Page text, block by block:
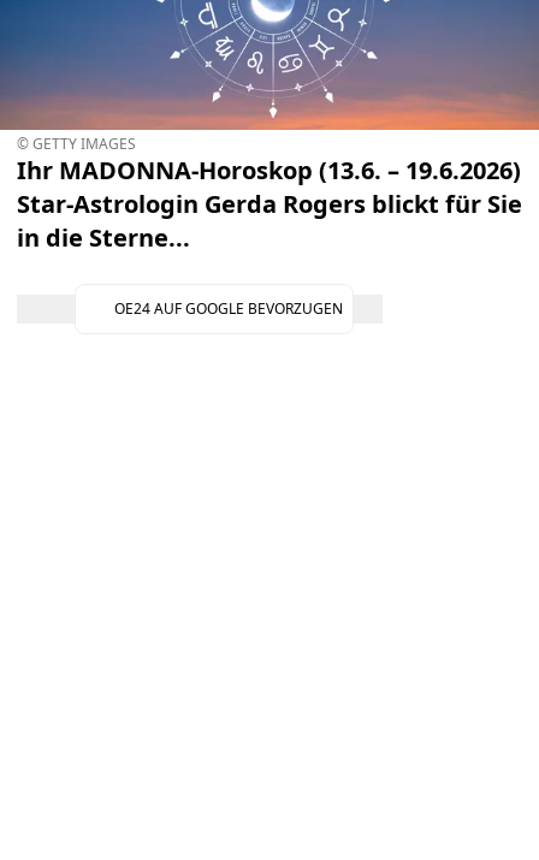
© GETTY IMAGES
Ihr MADONNA-Horoskop (13.6. – 19.6.2026)
Star-Astrologin Gerda Rogers blickt für Sie
in die Sterne...
OE24 AUF GOOGLE BEVORZUGEN